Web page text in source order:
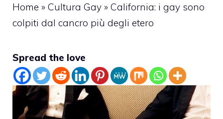
Home » Cultura Gay » California: i gay sono
colpiti dal cancro più degli etero
Spread the love